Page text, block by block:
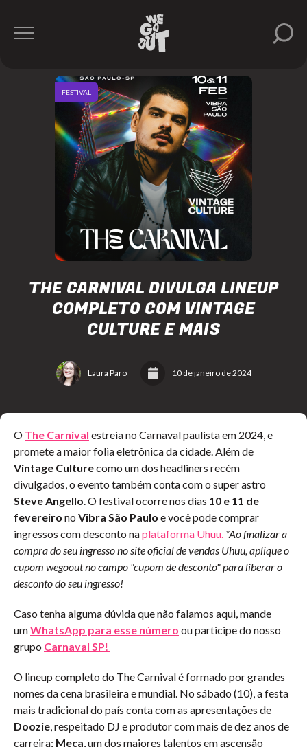
THE CARNIVAL DIVULGA LINEUP
COMPLETO COM VINTAGE
CULTURE E MAIS
Laura Paro 10 de janeiro de 2024
FESTIVAL
O The Carnival estreia no Carnaval paulista em 2024, e
promete a maior folia eletrônica da cidade. Além de
Vintage Culturecomo um dos headliners recém
divulgados, o evento também conta com o super astro
Steve Angello. O festival ocorre nos dias 10 e 11 de
fevereiro no Vibra São Paulo e você pode comprar
ingressos com desconto naplataforma Uhuu. *Ao finalizar a
compra do seu ingresso no site oficial de vendas Uhuu, aplique o
cupom wegoout no campo "cupom de desconto" para liberar o
desconto do seu ingresso!
Caso tenha alguma dúvida que não falamos aqui, mande
umWhatsApp para esse número ou participe do nosso
grupo Carnaval SP!
O lineup completo do The Carnival é formado por grandes
nomes da cena brasileira e mundial. No sábado (10), a festa
mais tradicional do país conta com as apresentações de
Doozie, respeitado DJ e produtor com mais de dez anos de
carreira; Meca, um dos maiores talentos em ascensão